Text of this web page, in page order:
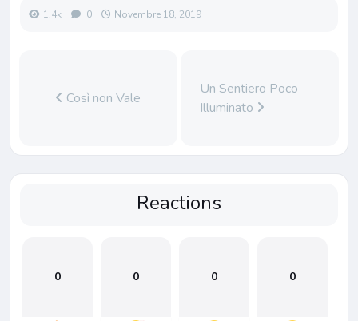
1.4k 0 Novembre 18, 2019
Così non Vale
Un Sentiero Poco
Illuminato
Reactions
0 0 0 0